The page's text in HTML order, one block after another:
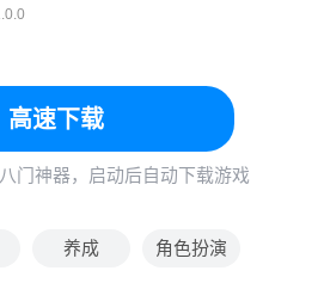
高速下载
门神器，启动后自动下载游戏
养成 角色扮演